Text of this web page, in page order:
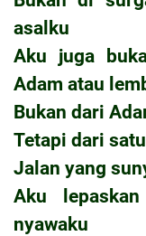
asalku
Aku juga
Adam atau
Bukan dari
Tetapi dari
Jalan yang
Aku
nyawaku